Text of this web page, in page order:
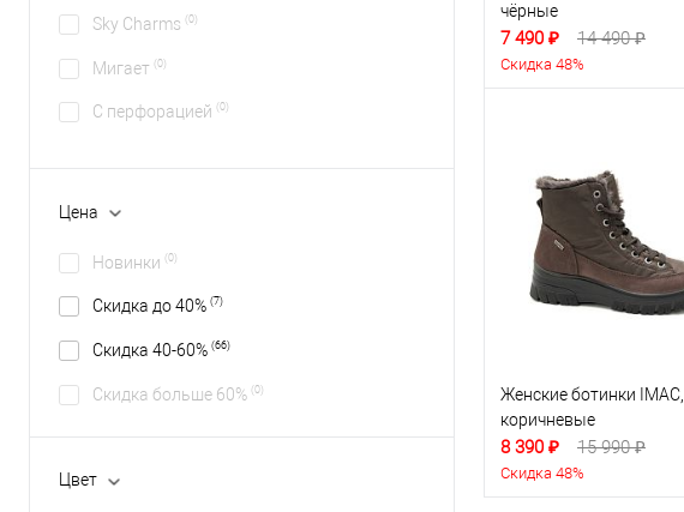
Sky Charms (0)
Мигает (0)
С перфорацией (0)
Цена
Новинки (0)
Скидка до 40% (7)
Скидка 40-60% (66)
Скидка больше 60% (0)
Цвет
чёрные
7 490 ₽ 14 490 ₽
Скидка 48%
Женские ботинки IMAC,
коричневые
8 390 ₽ 15 990 ₽
Скидка 48%